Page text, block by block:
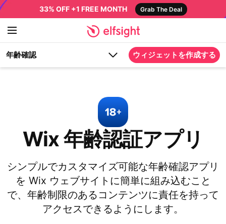
33% OFF +1 FREE MONTH Grab The Deal
年齢確認 ウィジェットを作成する
Wix 年齢認証アプリ
シンプルでカスタマイズ可能な年齢確認アプリ
を Wix ウェブサイトに簡単に組み込むこと
で、年齢制限のあるコンテンツに責任を持って
アクセスできるようにします。